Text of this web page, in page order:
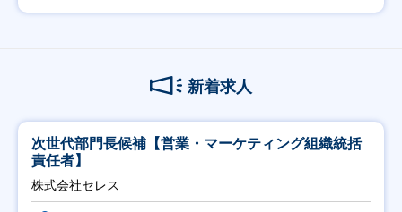
新着求人
次世代部門長候補【営業・マーケティング組織統括
責任者】
株式会社セレス